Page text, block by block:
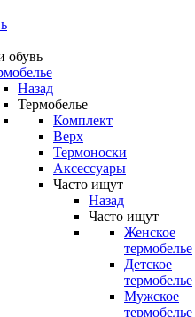
обувь
Назад
Термобелье
Комплект
Верх
Термоноски
Аксессуары
Часто ищут
Назад
Часто ищут
Женское
термобелье
Детское
термобелье
Мужское
термобелье